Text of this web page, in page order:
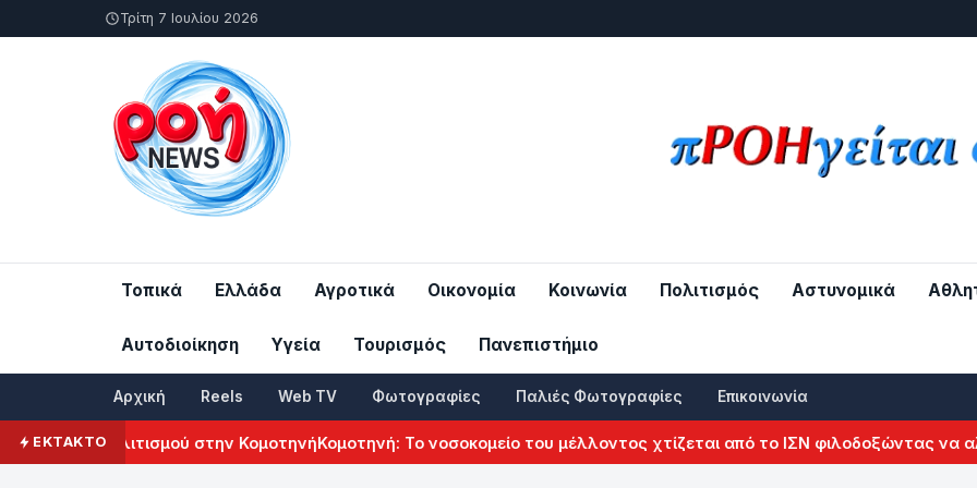
Τρίτη 7 Ιουλίου 2026
Τοπικά Ελλάδα Αγροτικά Οικονομία Κοινωνία Πολιτισμός Αστυνομικά
Αυτοδιοίκηση Υγεία Τουρισμός Πανεπιστήμιο
Αρχική Reels Web TV Φωτογραφίες Παλιές Φωτογραφίες Επικοινωνία
ΕΚΤΑΚΤΟ
Πολιτισμού στην ΚομοτηνήΚομοτηνή: Το νοσοκομείο του μέλλοντος χτίζεται από το ΙΣΝ φιλοδοξώντας να